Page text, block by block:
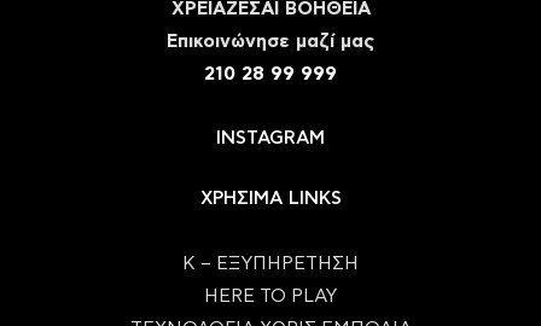
ΧΡΕΙΑΖΕΣΑΙ ΒΟΗΘΕΙΑ
Eπικοινώνησε μαζί μας
210 28 99 999
INSTAGRAM
ΧΡΗΣΙΜΑ LINKS
Κ – ΕΞΥΠΗΡΕΤΗΣΗ
HERE TO PLAY